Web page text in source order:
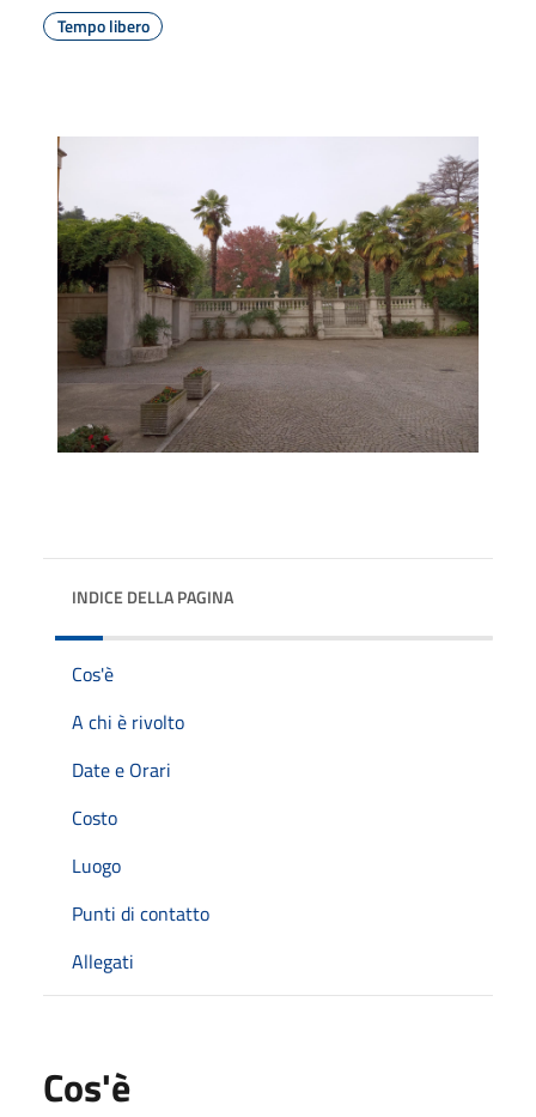
Tempo libero
INDICE DELLA PAGINA
Cos'è
A chi è rivolto
Date e Orari
Costo
Luogo
Punti di contatto
Allegati
Cos'è